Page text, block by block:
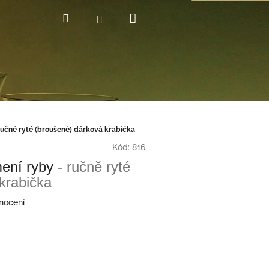
HledatPřihlášení
ryté (broušené) dárková krabička
Kód: 816
ryby - ručně ryté